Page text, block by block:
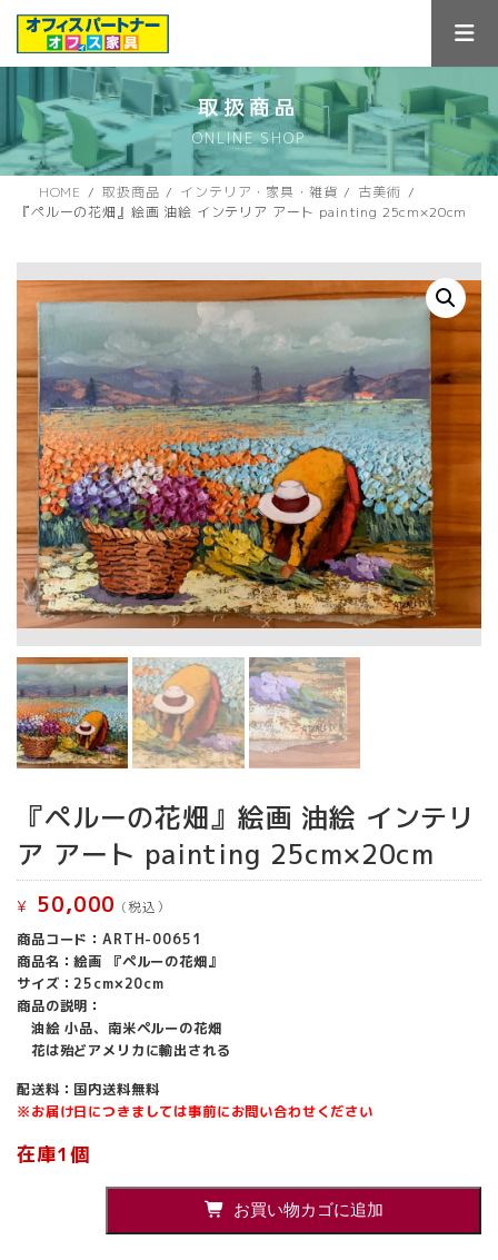
ス
キ
ン
に
取扱商品
ONLINE SHOP
HOME 取扱商品 インテリア・家具・雑貨
古美術
『ペルーの花畑』絵画 油絵 インテリア アート painting 25cm×20cm
『ペルーの花畑』絵画 油絵 インテリ
ア アート painting 25cm×20cm
¥ 50,000 (税込）
商品コード：ARTH-00651
商品名：絵画 『ペルーの花畑』
サイズ：25cm×20cm
商品の説明：
油絵 小品、南米ペルーの花畑
花は殆どアメリカに輸出される
配送料：国内送料無料
※お届け日につきましては事前にお問い合わせください
在庫1個
お買い物カゴに追加